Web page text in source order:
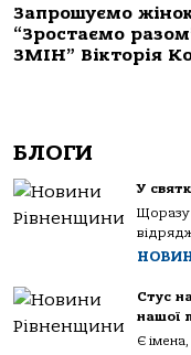
Запрошуємо
“Зростаємо
ЗМІН” Вікторія
БЛОГИ
У
Щоразу
Стус
нашої
Є